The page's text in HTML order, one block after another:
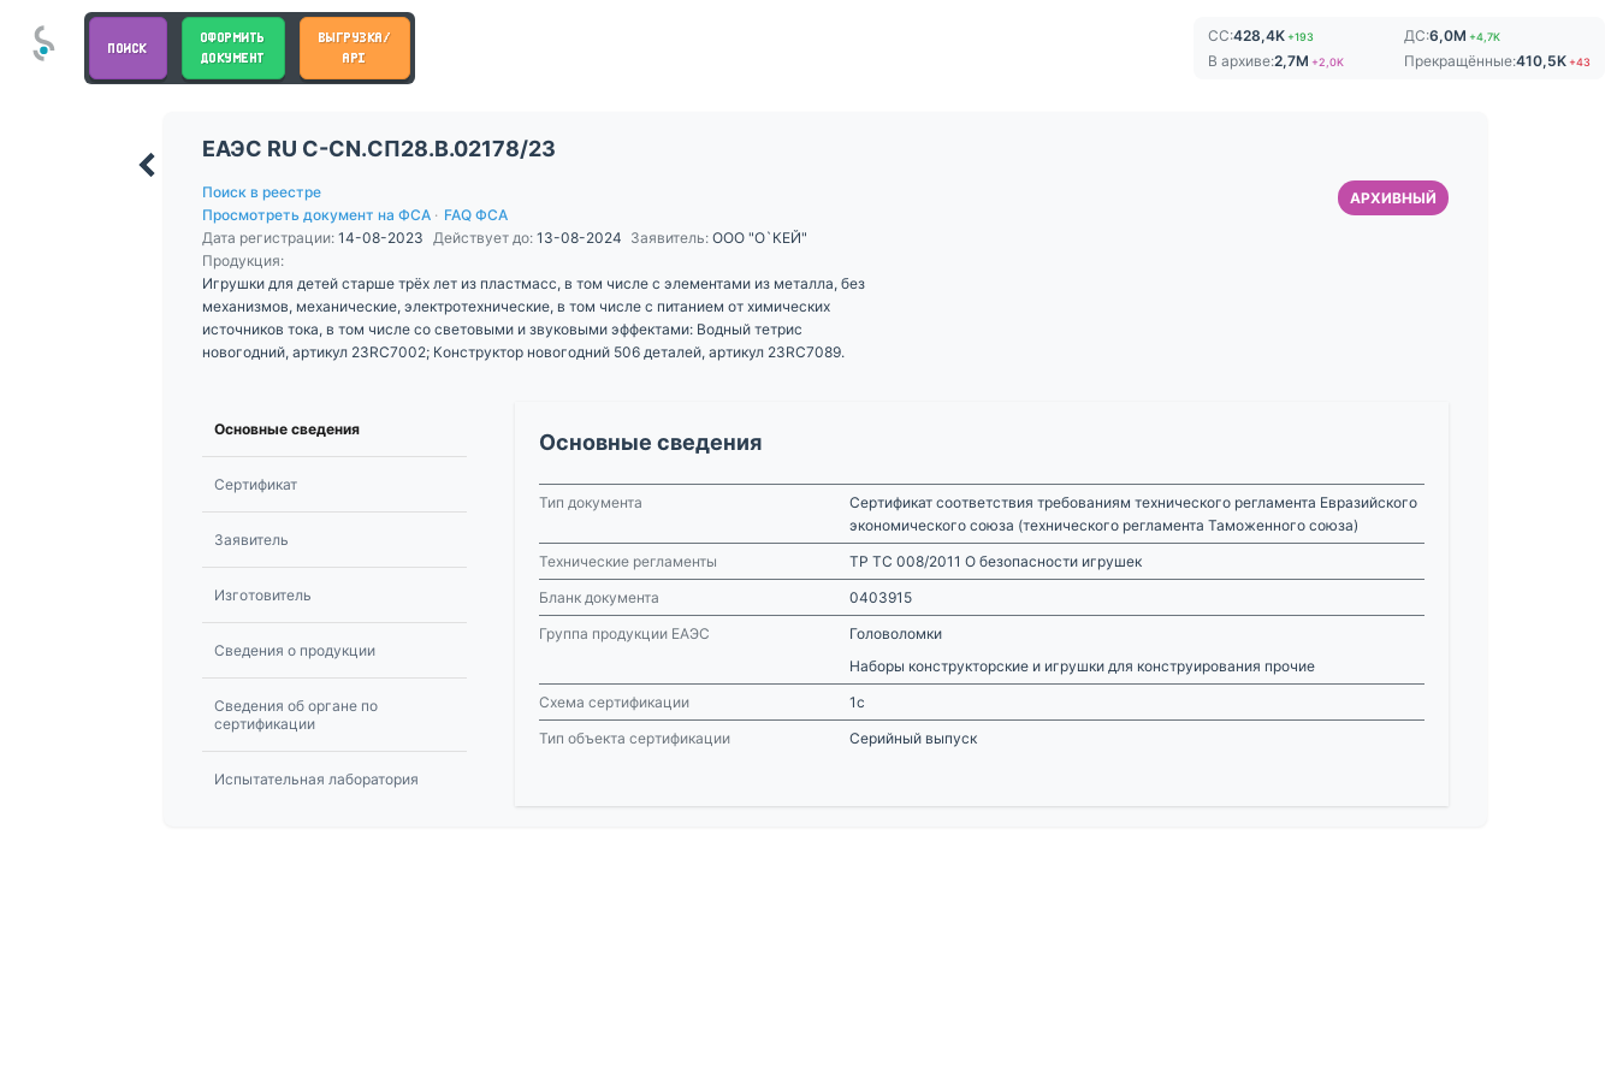
ПОИСК
ОФОРМИТЬ
ДОКУМЕНТ
ВЫГРУЗКА/
API
СС:428,4K+193 ДС:6,0M +4,7K
В архиве:2,7M +2,0K Прекращённые:410,5K +43
ЕАЭС RU С-CN.СП28.В.02178/23
Поиск в реестре
Просмотреть документ на ФСА · FAQ ФСА
Дата регистрации: 14-08-2023 Действует до: 13-08-2024 Заявитель: ООО "О`КЕЙ"
Продукция:
Игрушки для детей старше трёх лет из пластмасс, в том числе с элементами из металла, без
механизмов, механические, электротехнические, в том числе с питанием от химических
источников тока, в том числе со световыми и звуковыми эффектами: Водный тетрис
новогодний, артикул 23RC7002; Конструктор новогодний 506 деталей, артикул 23RC7089.
АРХИВНЫЙ
Основные сведения
Сертификат
Заявитель
Изготовитель
Сведения о продукции
Сведения об органе по
сертификации
Испытательная лаборатория
Основные сведения
Тип документа
Сертификат соответствия требованиям технического регламента Евразийского
экономического союза (технического регламента Таможенного союза)
Технические регламенты
ТР ТС 008/2011 О безопасности игрушек
Бланк документа
0403915
Группа продукции ЕАЭС
Головоломки
Наборы конструкторские и игрушки для конструирования прочие
Схема сертификации
1с
Тип объекта сертификации
Серийный выпуск